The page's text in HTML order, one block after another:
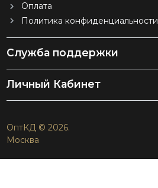
Оплата
Политика конфиденциальности
Служба поддержки
Личный Кабинет
ОптКД © 2026.
Москва